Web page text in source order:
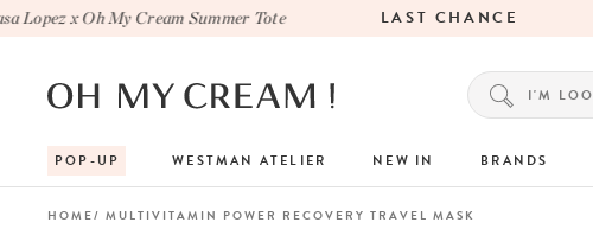
x Oh My Cream Summer Tote LAST CHANCE
POP-UP WESTMAN ATELIER NEW IN BRANDS
HOME MULTIVITAMIN POWER RECOVERY TRAVEL MASK